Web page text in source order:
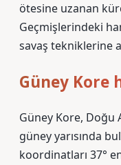
ötesine uzanan
Geçmişlerindeki
savaş tekniklerine
Güney Kore
Güney Kore, Doğu
güney yarısında
koordinatları 37°